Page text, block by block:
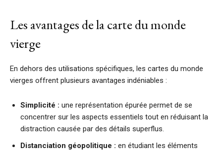
Les avantages de la carte du monde
vierge
En dehors des utilisations spécifiques, les cartes du monde
vierges offrent plusieurs avantages indéniables :
Simplicité : une représentation épurée permet de se
concentrer sur les aspects essentiels tout en réduisant la
distraction causée par des détails superflus.
Distanciation géopolitique : en étudiant les éléments